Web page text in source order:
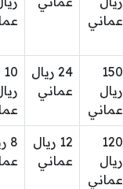
عماني
150
ريال
عماني
24 ريال
عماني
10
120
ريال
عماني
12 ريال
عماني